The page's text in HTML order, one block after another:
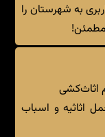
به شهرستان را
مطمئن!
اثاث‌کشی
: 7 نکته برای حمل اثاثیه و اسباب